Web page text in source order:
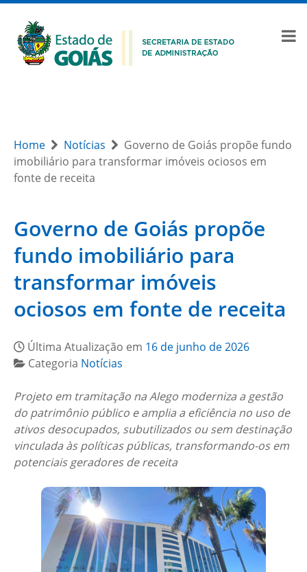
Home Notícias
Governo de Goiás propõe fundo
imobiliário para transformar imóveis ociosos em
fonte de receita
Governo de Goiás propõe
fundo imobiliário para
transformar imóveis
ociosos em fonte de receita
Última Atualização em 16 de junho de 2026
Categoria Notícias
Projeto em tramitação na Alego moderniza a gestão
do patrimônio público e amplia a eficiência no uso de
ativos desocupados, subutilizados ou sem destinação
vinculada às políticas públicas, transformando-os em
potenciais geradores de receita